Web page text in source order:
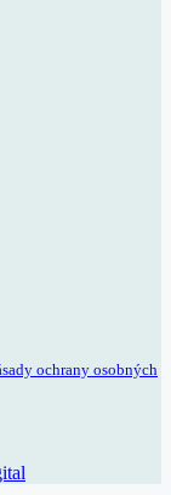
ochrany osobných